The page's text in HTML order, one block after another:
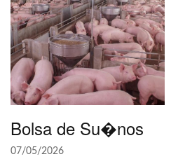
Bolsa de Su�nos
07/05/2026